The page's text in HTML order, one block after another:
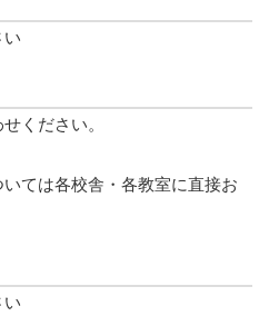
い
ください。
ては各校舎・各教室に直接お
い